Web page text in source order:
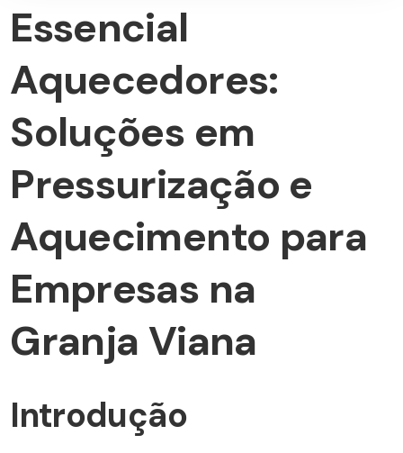
Essencial
Aquecedores:
Soluções em
Pressurização e
Aquecimento para
Empresas na
Granja Viana
Introdução